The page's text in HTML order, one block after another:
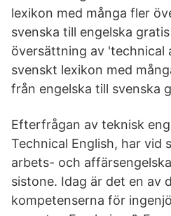
lexikon med många fler
svenska till engelska
översättning av 'technical
svenskt lexikon med
från engelska till svenska
Efterfrågan av teknisk
Technical English, har vid
arbets- och
sistone. Idag är det en av
kompetenserna för